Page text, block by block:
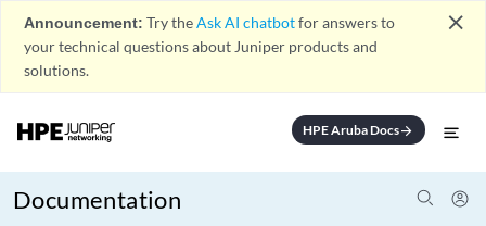
Announcement: Try theAsk AI chatbotfor answers to
your technical questions about Juniper products and
solutions.
close
HPE Aruba Docsarrow_forward
Documentation